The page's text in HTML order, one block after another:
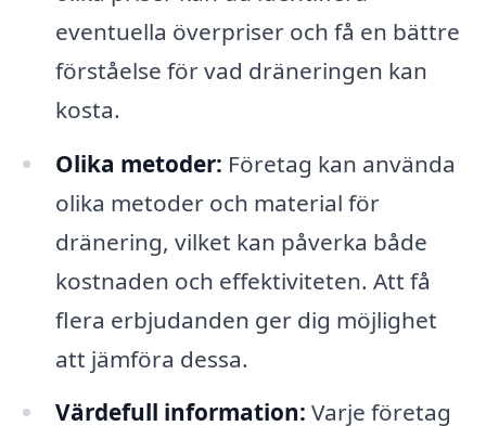
eventuella överpriser och få en bättre
förståelse för vad dräneringen kan
kosta.
Olika metoder: Företag kan använda
olika metoder och material för
dränering, vilket kan påverka både
kostnaden och effektiviteten. Att få
flera erbjudanden ger dig möjlighet
att jämföra dessa.
Värdefull information: Varje företag